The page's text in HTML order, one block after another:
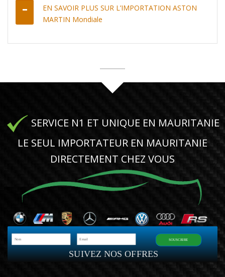
EN SAVOIR PLUS SUR L’IMPORTATION ASTON
MARTIN Mondiale
SERVICE N1 ET UNIQUE EN MAURITANIE
LE SEUL IMPORTATEUR EN MAURITANIE
DIRECTEMENT CHEZ VOUS
SUIVEZ NOS OFFRES
SOUSCRIRE